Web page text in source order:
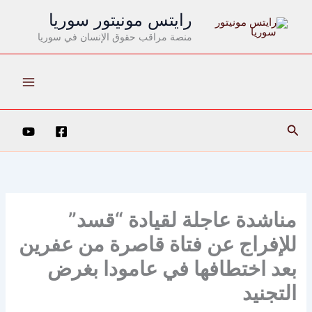
رايتس مونيتور سوريا
منصة مراقب حقوق الإنسان في سوريا
البحث
مناشدة عاجلة لقيادة “قسد”
للإفراج عن فتاة قاصرة من عفرين
بعد اختطافها في عامودا بغرض
التجنيد